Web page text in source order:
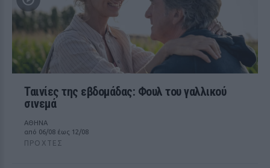
Ταινίες της εβδομάδας: Φουλ του γαλλικού
σινεμά
ΑΘΗΝΑ
από 06/08 έως 12/08
ΠΡΟΧΤΈΣ